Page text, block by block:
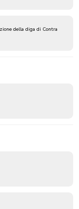
della diga di Contra